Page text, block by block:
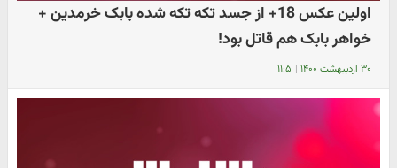
اولین عکس 18+ از جسد تکه تکه شده بابک خرمدین +
خواهر بابک هم قاتل بود!
۳۰ اردیبهشت ۱۴۰۰ | ۱۱:۵